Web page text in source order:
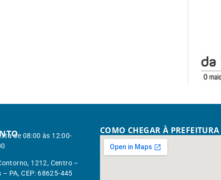
de 08:00 às 12:00-
1212, Centro –
PA, CEP: 68625-445
COMO CHEGAR À PREFEITURA